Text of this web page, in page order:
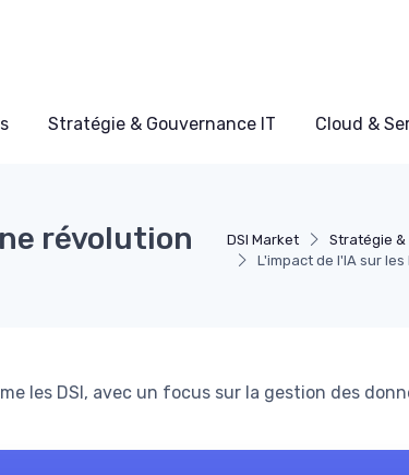
Stratégie & Gouvernance IT Cloud &
DSI Market Stratégie &
L'impact de l'IA sur
révolution
les DSI, avec un focus sur la gestion des